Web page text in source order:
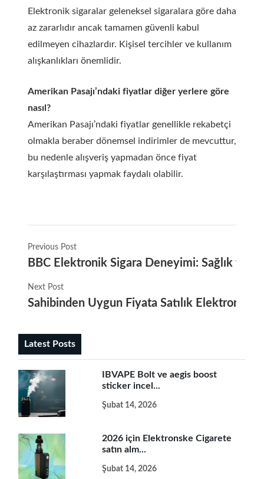
Elektronik sigaralar geleneksel sigaralara göre daha
az zararlıdır ancak tamamen güvenli kabul
edilmeyen cihazlardır. Kişisel tercihler ve kullanım
alışkanlıkları önemlidir.
Amerikan Pasajı’ndaki fiyatlar diğer yerlere göre
nasıl?
Amerikan Pasajı’ndaki fiyatlar genellikle rekabetçi
olmakla beraber dönemsel indirimler de mevcuttur,
bu nedenle alışveriş yapmadan önce fiyat
karşılaştırması yapmak faydalı olabilir.
Previous Post
BBC Elektronik Sigara Deneyimi: Sağlık ve
Next Post
Sahibinden Uygun Fiyata Satılık Elektronik
Latest Posts
IBVAPE Bolt ve aegis boost
sticker incel...
Şubat 14, 2026
2026 için Elektronske Cigarete
satın alm...
Şubat 14, 2026